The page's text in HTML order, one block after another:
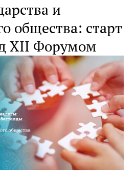
и
общества: старт
XII Форумом